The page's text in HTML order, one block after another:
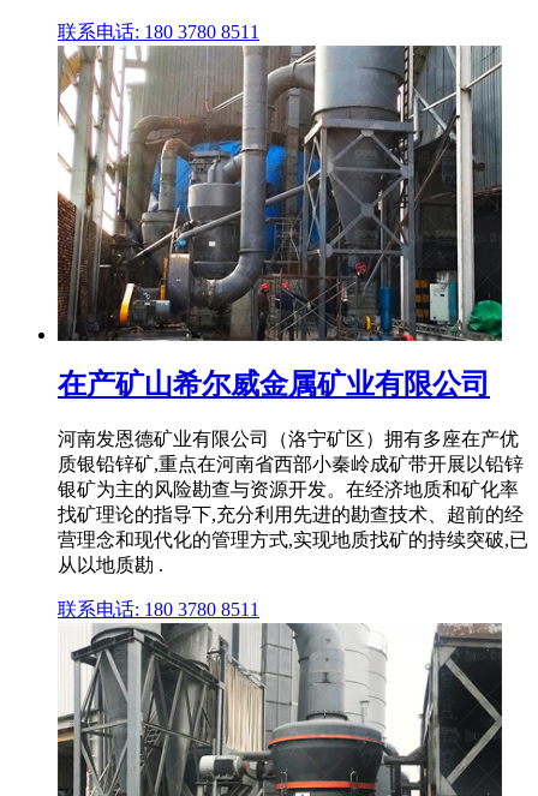
联系电话: 180 3780 8511
在产矿山希尔威金属矿业有限公司
河南发恩德矿业有限公司（洛宁矿区）拥有多座在产优
质银铅锌矿,重点在河南省西部小秦岭成矿带开展以铅锌
银矿为主的风险勘查与资源开发。在经济地质和矿化率
找矿理论的指导下,充分利用先进的勘查技术、超前的经
营理念和现代化的管理方式,实现地质找矿的持续突破,已
从以地质勘 .
联系电话: 180 3780 8511